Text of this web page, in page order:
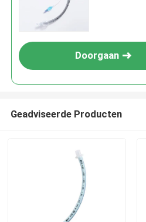
Doorgaan
Geadviseerde Producten